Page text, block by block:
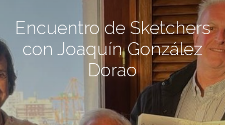
Encuentro de Sketchers
con Joaquín González
Dorao